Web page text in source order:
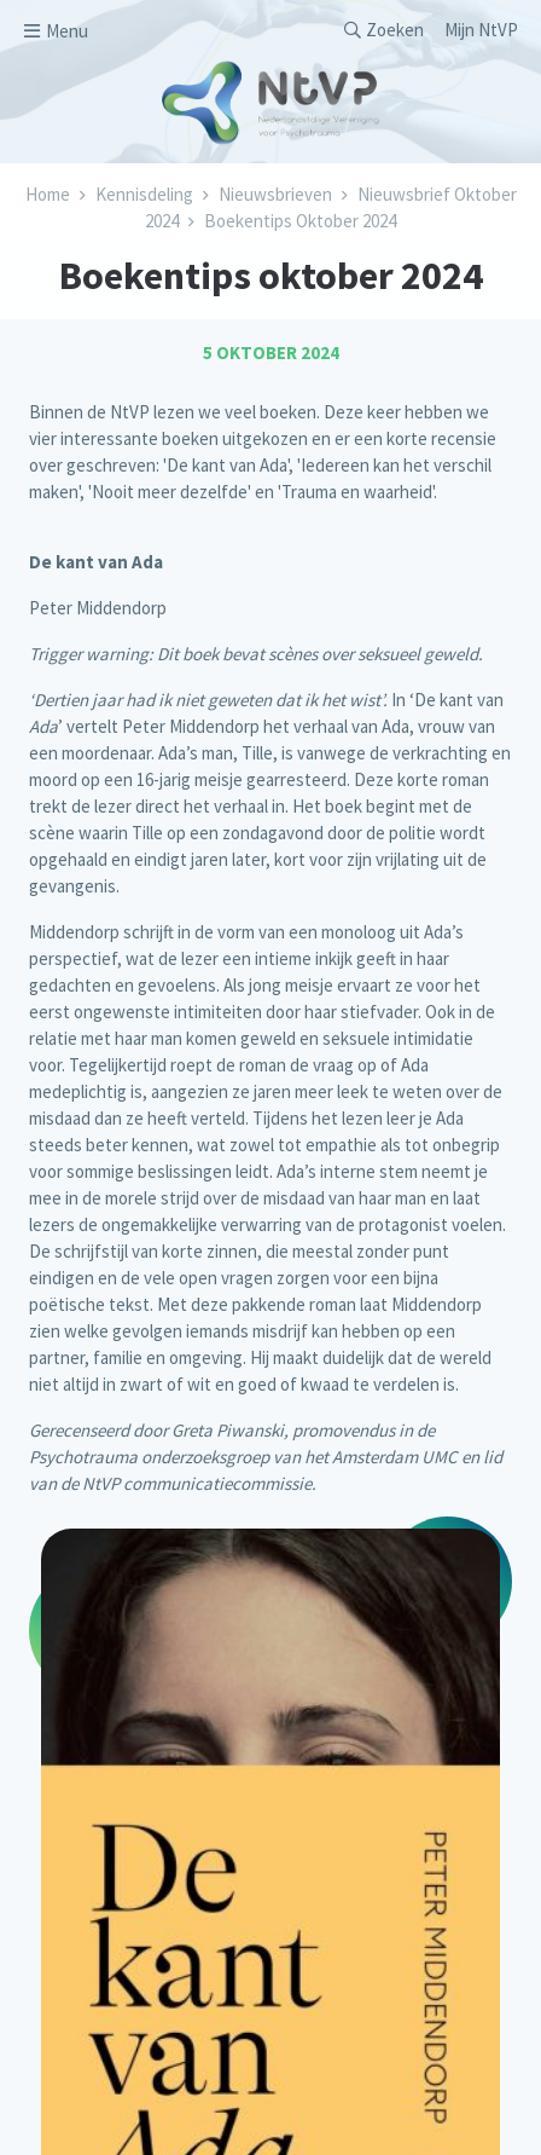
Menu
Secondary
Zoeken Mijn NtVP
Kruimelpad
Home Kennisdeling Nieuwsbrieven
Nieuwsbrief Oktober
2024
Boekentips Oktober 2024
Boekentips oktober 2024
5 OKTOBER 2024
Binnen de NtVP lezen we veel boeken. Deze keer hebben we
vier interessante boeken uitgekozen en er een korte recensie
over geschreven: 'De kant van Ada', 'Iedereen kan het verschil
maken', 'Nooit meer dezelfde' en 'Trauma en waarheid'.
De kant van Ada
Peter Middendorp
Trigger warning: Dit boek bevat scènes over seksueel geweld.
‘Dertien jaar had ik niet geweten dat ik het wist’. In ‘De kant van
Ada’ vertelt Peter Middendorp het verhaal van Ada, vrouw van
een moordenaar. Ada’s man, Tille, is vanwege de verkrachting en
moord op een 16-jarig meisje gearresteerd. Deze korte roman
trekt de lezer direct het verhaal in. Het boek begint met de
scène waarin Tille op een zondagavond door de politie wordt
opgehaald en eindigt jaren later, kort voor zijn vrijlating uit de
gevangenis.
Middendorp schrijft in de vorm van een monoloog uit Ada’s
perspectief, wat de lezer een intieme inkijk geeft in haar
gedachten en gevoelens. Als jong meisje ervaart ze voor het
eerst ongewenste intimiteiten door haar stiefvader. Ook in de
relatie met haar man komen geweld en seksuele intimidatie
voor. Tegelijkertijd roept de roman de vraag op of Ada
medeplichtig is, aangezien ze jaren meer leek te weten over de
misdaad dan ze heeft verteld. Tijdens het lezen leer je Ada
steeds beter kennen, wat zowel tot empathie als tot onbegrip
voor sommige beslissingen leidt. Ada’s interne stem neemt je
mee in de morele strijd over de misdaad van haar man en laat
lezers de ongemakkelijke verwarring van de protagonist voelen.
De schrijfstijl van korte zinnen, die meestal zonder punt
eindigen en de vele open vragen zorgen voor een bijna
poëtische tekst. Met deze pakkende roman laat Middendorp
zien welke gevolgen iemands misdrijf kan hebben op een
partner, familie en omgeving. Hij maakt duidelijk dat de wereld
niet altijd in zwart of wit en goed of kwaad te verdelen is.
Gerecenseerd door Greta Piwanski, promovendus in de
Psychotrauma onderzoeksgroep van het Amsterdam UMC en lid
van de NtVP communicatiecommissie.